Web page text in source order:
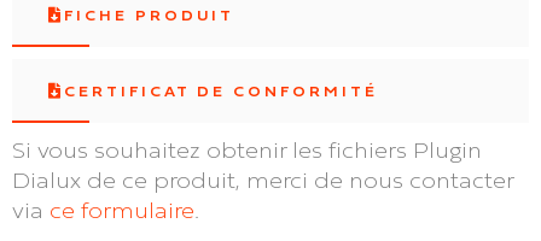
FICHE PRODUIT
CERTIFICAT DE CONFORMITÉ
Si vous souhaitez obtenir les fichiers Plugin
Dialux de ce produit, merci de nous contacter
via ce formulaire